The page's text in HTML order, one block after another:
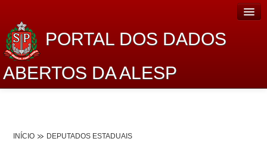
PORTAL DOS DADOS
ABERTOS DA ALESP
INÍCIO DEPUTADOS ESTADUAIS